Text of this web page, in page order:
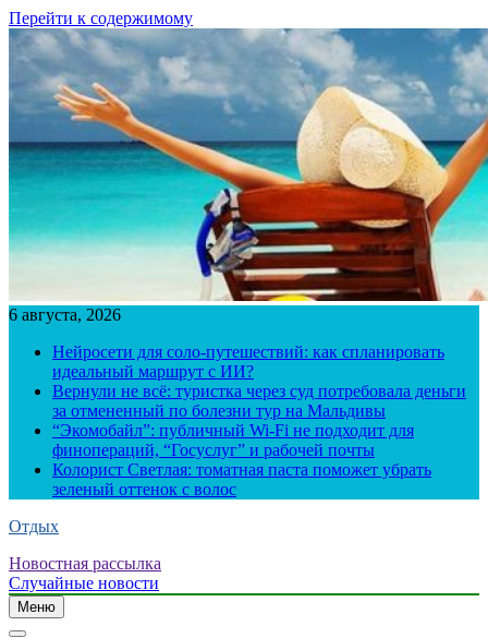
Перейти к содержимому
6 августа, 2026
Нейросети для соло-путешествий: как спланировать
идеальный маршрут с ИИ?
Вернули не всё: туристка через суд потребовала деньги
за отмененный по болезни тур на Мальдивы
“Экомобайл”: публичный Wi-Fi не подходит для
финопераций, “Госуслуг” и рабочей почты
Колорист Светлая: томатная паста поможет убрать
зеленый оттенок с волос
Отдых
Новостная рассылка
Случайные новости
Меню